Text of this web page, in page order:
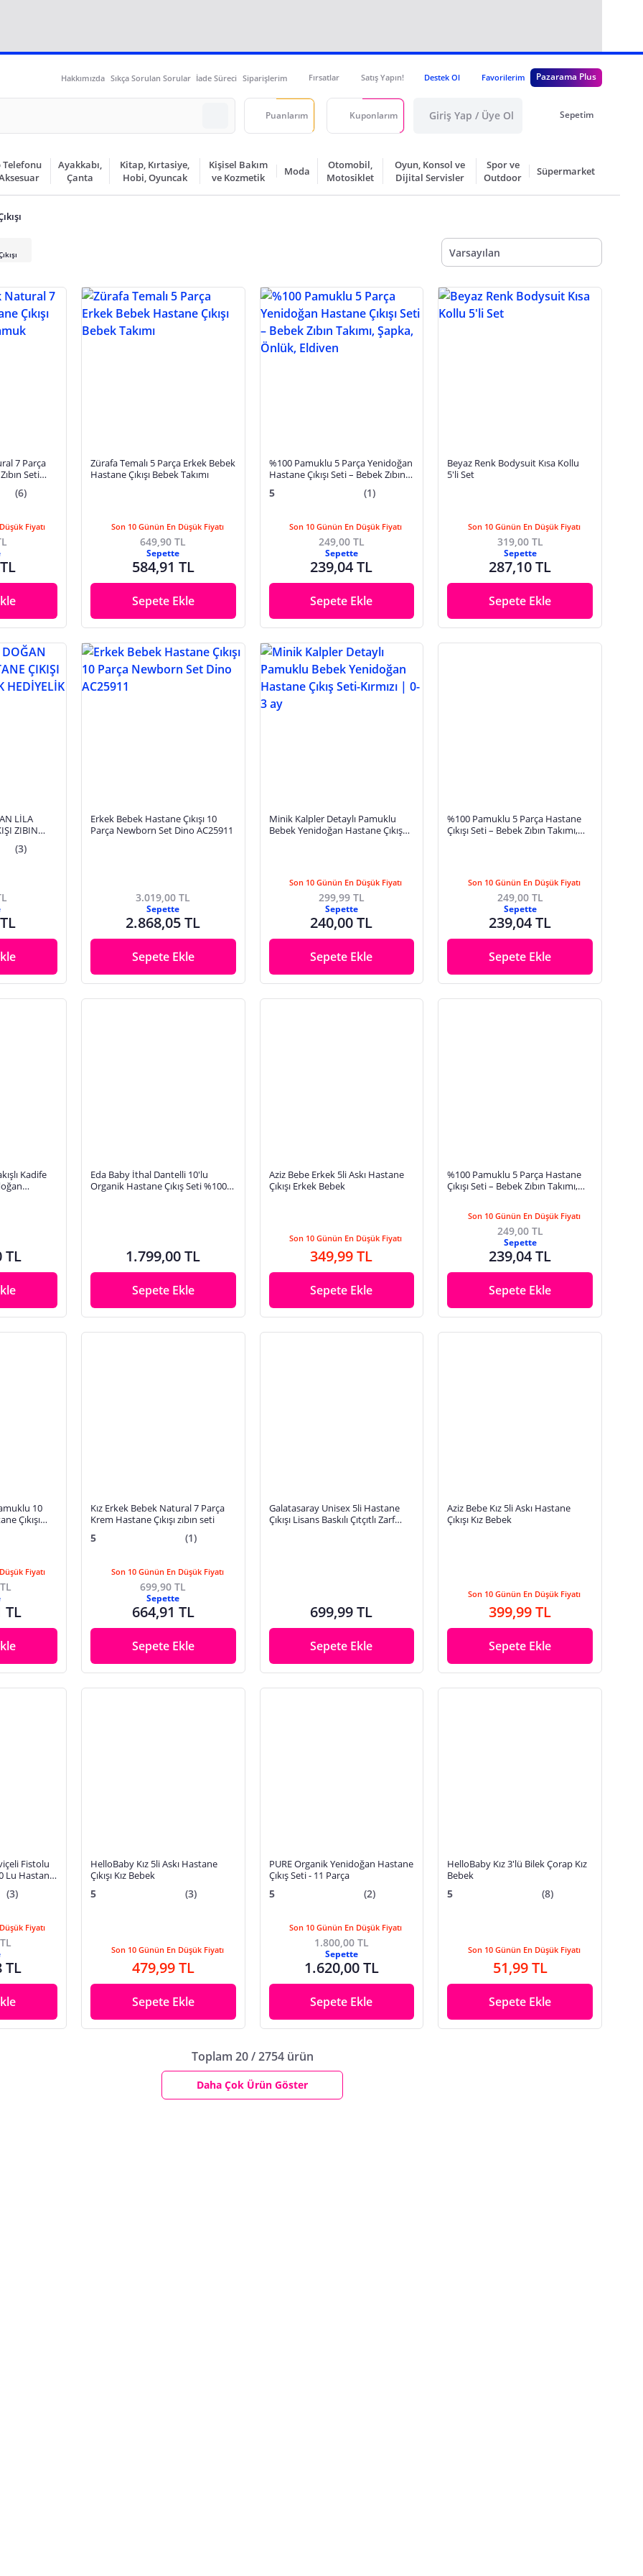
Hakkımızda Sıkça Sorulan Sorular İade Süreci Siparişlerim Fırsatlar Satış Yapın! Destek Ol Favorilerim Pazarama Plus
Puanlarım Kuponlarım Giriş Yap / Üye Ol Sepetim
Telefonu
Ayakkabı,
Çanta
Kitap, Kırtasiye,
Hobi, Oyuncak
Kişisel Bakım
ve Kozmetik
Moda
Otomobil,
Motosiklet
Oyun, Konsol ve
Dijital Servisler
Spor ve
Outdoor
Süpermarket
Varsayılan
7 Parça
Seti
(6)
Fiyatı
Zürafa Temalı 5 Parça Erkek Bebek
Hastane Çıkışı Bebek Takımı
Son 10 Günün En Düşük Fiyatı
649,90 TL
Sepette
584,91 TL
Sepete Ekle
%100 Pamuklu 5 Parça Yenidoğan
Hastane Çıkışı Seti – Bebek Zıbın
5 (1)
Son 10 Günün En Düşük Fiyatı
249,00 TL
Sepette
239,04 TL
Sepete Ekle
Beyaz Renk Bodysuit Kısa Kollu
5'li Set
Son 10 Günün En Düşük Fiyatı
319,00 TL
Sepette
287,10 TL
Sepete Ekle
LİLA
ZIBIN
(3)
Erkek Bebek Hastane Çıkışı 10
Parça Newborn Set Dino AC25911
3.019,00 TL
Sepette
2.868,05 TL
Sepete Ekle
Minik Kalpler Detaylı Pamuklu
Bebek Yenidoğan Hastane Çıkış
Son 10 Günün En Düşük Fiyatı
299,99 TL
Sepette
240,00 TL
Sepete Ekle
%100 Pamuklu 5 Parça Hastane
Çıkışı Seti – Bebek Zıbın Takımı,
Son 10 Günün En Düşük Fiyatı
249,00 TL
Sepette
239,04 TL
Sepete Ekle
Kadife
TL
Eda Baby İthal Dantelli 10'lu
Organik Hastane Çıkış Seti %100
1.799,00 TL
Sepete Ekle
Aziz Bebe Erkek 5li Askı Hastane
Çıkışı Erkek Bebek
Son 10 Günün En Düşük Fiyatı
349,99 TL
Sepete Ekle
%100 Pamuklu 5 Parça Hastane
Çıkışı Seti – Bebek Zıbın Takımı,
Son 10 Günün En Düşük Fiyatı
249,00 TL
Sepette
239,04 TL
Sepete Ekle
10
Çıkışı
Fiyatı
TL
Kız Erkek Bebek Natural 7 Parça
Krem Hastane Çıkışı zıbın seti
5 (1)
Son 10 Günün En Düşük Fiyatı
699,90 TL
Sepette
664,91 TL
Sepete Ekle
Galatasaray Unisex 5li Hastane
Çıkışı Lisans Baskılı Çıtçıtlı Zarf
699,99 TL
Sepete Ekle
Aziz Bebe Kız 5li Askı Hastane
Çıkışı Kız Bebek
Son 10 Günün En Düşük Fiyatı
399,99 TL
Sepete Ekle
Fistolu
Lu Hastane
(3)
Fiyatı
TL
HelloBaby Kız 5li Askı Hastane
Çıkışı Kız Bebek
5 (3)
Son 10 Günün En Düşük Fiyatı
479,99 TL
Sepete Ekle
PURE Organik Yenidoğan Hastane
Çıkış Seti - 11 Parça
5 (2)
Son 10 Günün En Düşük Fiyatı
1.800,00 TL
Sepette
1.620,00 TL
Sepete Ekle
HelloBaby Kız 3'lü Bilek Çorap Kız
Bebek
5 (8)
Son 10 Günün En Düşük Fiyatı
51,99 TL
Sepete Ekle
Toplam 20 / 2754 ürün
Daha Çok Ürün Göster